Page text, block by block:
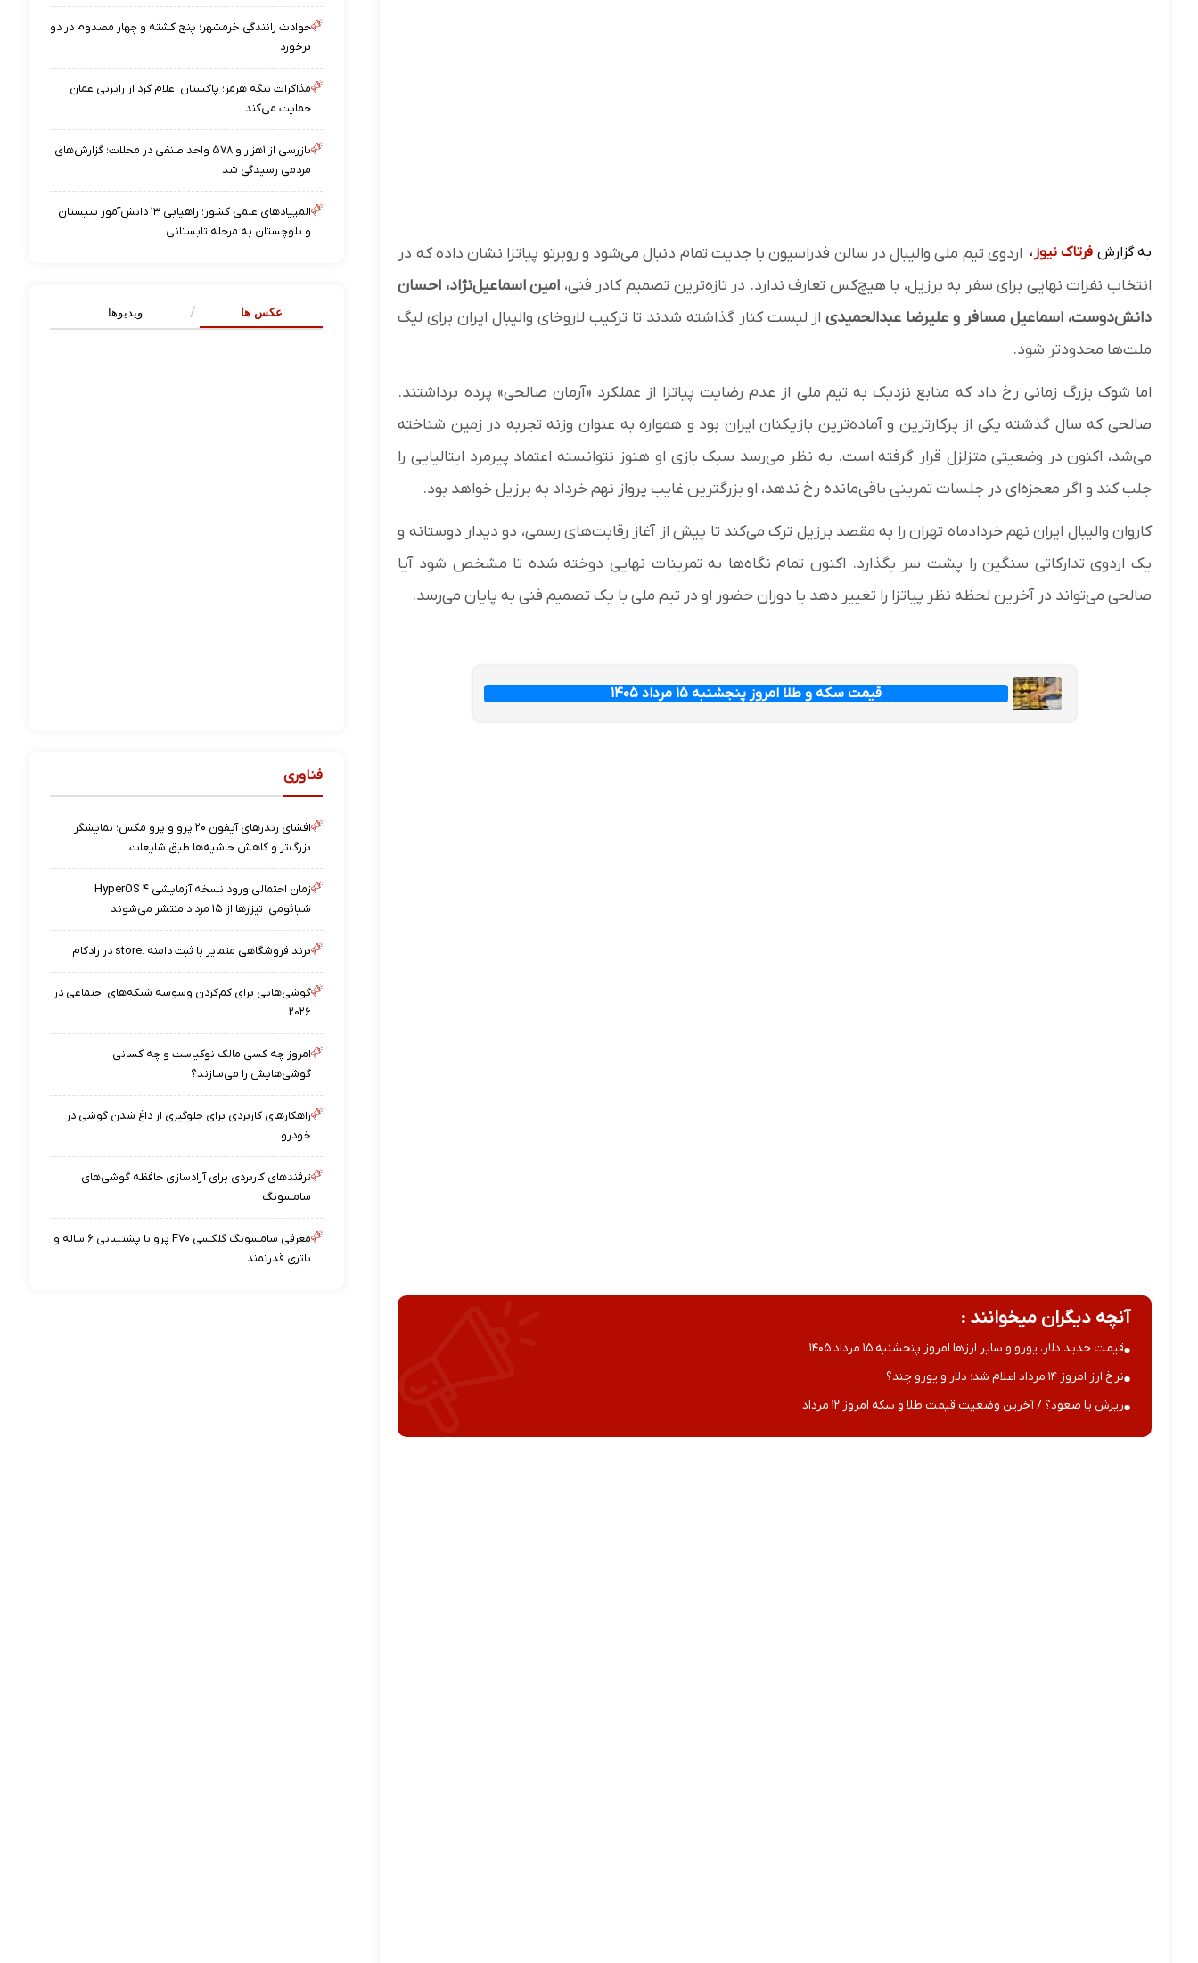
به گزارش فرتاک نیوز ، اردوی تیم ملی والیبال در سالن فدراسیون با جدیت تمام دنبال می‌شود و روبرتو پیاتزا نشان داده که در
انتخاب نفرات نهایی برای سفر به برزیل، با هیچ‌کس تعارف ندارد. در تازه‌ترین تصمیم کادر فنی، امین اسماعیل‌نژاد، احسان
دانش‌دوست، اسماعیل مسافر و علیرضا عبدالحمیدیاز لیست کنار گذاشته شدند تا ترکیب لاروخای والیبال ایران برای لیگ
ملت‌ها محدودتر شود.
اما شوک بزرگ زمانی رخ داد که منابع نزدیک به تیم ملی از عدم رضایت پیاتزا از عملکرد «آرمان صالحی» پرده برداشتند.
صالحی که سال گذشته یکی از پرکارترین و آماده‌ترین بازیکنان ایران بود و همواره به عنوان وزنه تجربه در زمین شناخته
می‌شد، اکنون در وضعیتی متزلزل قرار گرفته است. به نظر می‌رسد سبک بازی او هنوز نتوانسته اعتماد پیرمرد ایتالیایی را
جلب کند و اگر معجزه‌ای در جلسات تمرینی باقی‌مانده رخ ندهد، او بزرگترین غایب پرواز نهم خرداد به برزیل خواهد بود.
کاروان والیبال ایران نهم خردادماه تهران را به مقصد برزیل ترک می‌کند تا پیش از آغاز رقابت‌های رسمی، دو دیدار دوستانه و
یک اردوی تدارکاتی سنگین را پشت سر بگذارد. اکنون تمام نگاه‌ها به تمرینات نهایی دوخته شده تا مشخص شود آیا
صالحی می‌تواند در آخرین لحظه نظر پیاتزا را تغییر دهد یا دوران حضور او در تیم ملی با یک تصمیم فنی به پایان می‌رسد.
قیمت سکه و طلا امروز پنجشنبه ۱۵ مرداد ۱۴۰۵
آنچه دیگران میخوانند :
قیمت جدید دلار، یورو و سایر ارزها امروز پنجشنبه ۱۵ مرداد ۱۴۰۵
نرخ ارز امروز ۱۴ مرداد اعلام شد؛ دلار و یورو چند؟
ریزش یا صعود؟ / آخرین وضعیت قیمت طلا و سکه امروز ۱۲ مرداد
حوادث رانندگی خرمشهر؛ پنج کشته و چهار مصدوم در دو
برخورد
مذاکرات تنگه هرمز؛ پاکستان اعلام کرد از رایزنی عمان
حمایت می‌کند
بازرسی از ۱‌هزار و ۵۷۸ واحد صنفی در محلات؛ گزارش‌های
مردمی رسیدگی شد
المپیادهای علمی کشور؛ راهیابی ۱۳ دانش‌آموز سیستان
و بلوچستان به مرحله تابستانی
عکس ها ویدیوها
فناوری
افشای رندرهای آیفون ۲۰ پرو و پرو مکس؛ نمایشگر
بزرگ‌تر و کاهش حاشیه‌ها طبق شایعات
زمان احتمالی ورود نسخه آزمایشی HyperOS ۴
شیائومی؛ تیزرها از ۱۵ مرداد منتشر می‌شوند
برند فروشگاهی متمایز با ثبت دامنه .store در رادکام
گوشی‌هایی برای کم‌کردن وسوسه شبکه‌های اجتماعی در
۲۰۲۶
امروز چه کسی مالک نوکیاست و چه کسانی
گوشی‌هایش را می‌سازند؟
راهکارهای کاربردی برای جلوگیری از داغ شدن گوشی در
خودرو
ترفندهای کاربردی برای آزادسازی حافظه گوشی‌های
سامسونگ
معرفی سامسونگ گلکسی F۷۰ پرو با پشتیبانی ۶ ساله و
باتری قدرتمند